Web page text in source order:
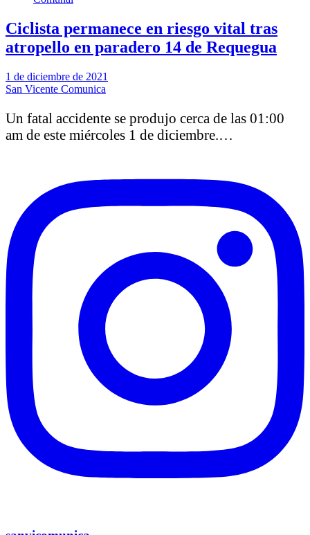
Ciclista permanece en riesgo vital tras
atropello en paradero 14 de Requegua
1 de diciembre de 2021
San Vicente Comunica
Un fatal accidente se produjo cerca de las 01:00
am de este miércoles 1 de diciembre.…